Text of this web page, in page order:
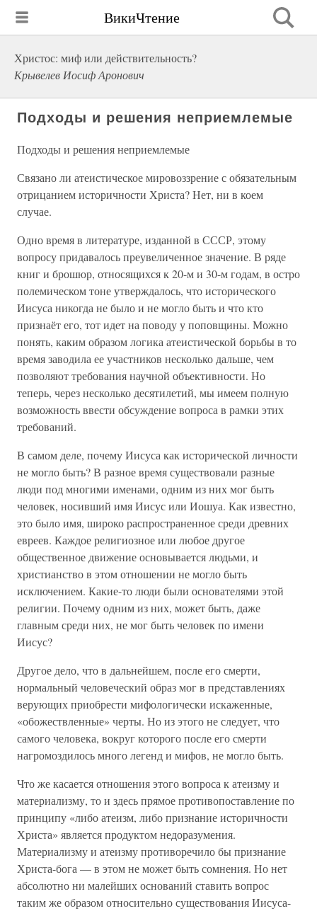
ВикиЧтение
Христос: миф или действительность?
Крывелев Иосиф Аронович
Подходы и решения неприемлемые
Подходы и решения неприемлемые
Связано ли атеистическое мировоззрение с обязательным
отрицанием историчности Христа? Нет, ни в коем
случае.
Одно время в литературе, изданной в СССР, этому
вопросу придавалось преувеличенное значение. В ряде
книг и брошюр, относящихся к 20-м и 30-м годам, в остро
полемическом тоне утверждалось, что исторического
Иисуса никогда не было и не могло быть и что кто
признаёт его, тот идет на поводу у поповщины. Можно
понять, каким образом логика атеистической борьбы в то
время заводила ее участников несколько дальше, чем
позволяют требования научной объективности. Но
теперь, через несколько десятилетий, мы имеем полную
возможность ввести обсуждение вопроса в рамки этих
требований.
В самом деле, почему Иисуса как исторической личности
не могло быть? В разное время существовали разные
люди под многими именами, одним из них мог быть
человек, носивший имя Иисус или Иошуа. Как известно,
это было имя, широко распространенное среди древних
евреев. Каждое религиозное или любое другое
общественное движение основывается людьми, и
христианство в этом отношении не могло быть
исключением. Какие-то люди были основателями этой
религии. Почему одним из них, может быть, даже
главным среди них, не мог быть человек по имени
Иисус?
Другое дело, что в дальнейшем, после его смерти,
нормальный человеческий образ мог в представлениях
верующих приобрести мифологически искаженные,
«обожествленные» черты. Но из этого не следует, что
самого человека, вокруг которого после его смерти
нагромоздилось много легенд и мифов, не могло быть.
Что же касается отношения этого вопроса к атеизму и
материализму, то и здесь прямое противопоставление по
принципу «либо атеизм, либо признание историчности
Христа» является продуктом недоразумения.
Материализму и атеизму противоречило бы признание
Христа-бога — в этом не может быть сомнения. Но нет
абсолютно ни малейших оснований ставить вопрос
таким же образом относительно существования Иисуса-